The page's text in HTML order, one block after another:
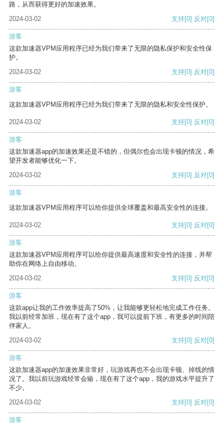
路，从而获得更好的加速效果。
2024-03-02
支持[0] 反对[0]
游客
这款加速器VPM应用程序已经为我们带来了无限的隐私保护和安全性保
护。
2024-03-02
支持[0] 反对[0]
游客
这款加速器VPM应用程序已经为我们带来了无限的隐私和安全性保护。
2024-03-02 支持[0] 反对[0]
游客
这款加速器app的加速效果还是不错的，但偶尔也会出现卡顿的情况，希
望开发者能够优化一下。
2024-03-02
支持[0] 反对[0]
游客
这款加速器VPM应用程序可以给你提供全球覆盖和最高安全性的连接。
2024-03-02 支持[0] 反对[0]
游客
这款加速器VPM应用程序可以给你提供最高速度和安全性的连接，并帮
助你在网络上自由移动。
2024-03-02
支持[0] 反对[0]
游客
这款app让我的工作效率提高了50%，让我能够更轻松地完成工作任务。
我以前经常加班，现在有了这个app，我可以提前下班，有更多的时间陪
伴家人。
2024-03-02
支持[0] 反对[0]
游客
这款加速器app的加速效果非常好，玩游戏再也不会出现卡顿、掉线的情
况了。我以前玩游戏经常会输，现在有了这个app，我的游戏水平提升了
不少。
2024-03-02
支持[0] 反对[0]
游客